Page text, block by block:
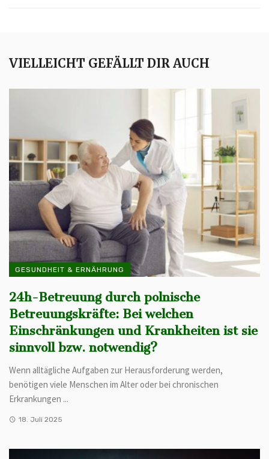
VIELLEICHT GEFÄLLT DIR AUCH
GESUNDHEIT & ERNÄHRUNG
24h-Betreuung durch polnische
Betreuungskräfte: Bei welchen
Einschränkungen und Krankheiten ist sie
sinnvoll bzw. notwendig?
Wenn alltägliche Aufgaben zur Herausforderung werden,
benötigen viele Menschen im Alter oder bei chronischen
Erkrankungen ...
18. Juli 2025